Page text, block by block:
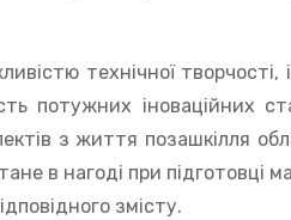
технічної творчості,
потужних іноваційних
з життя позашкілля
в нагоді при підготовці
змісту.